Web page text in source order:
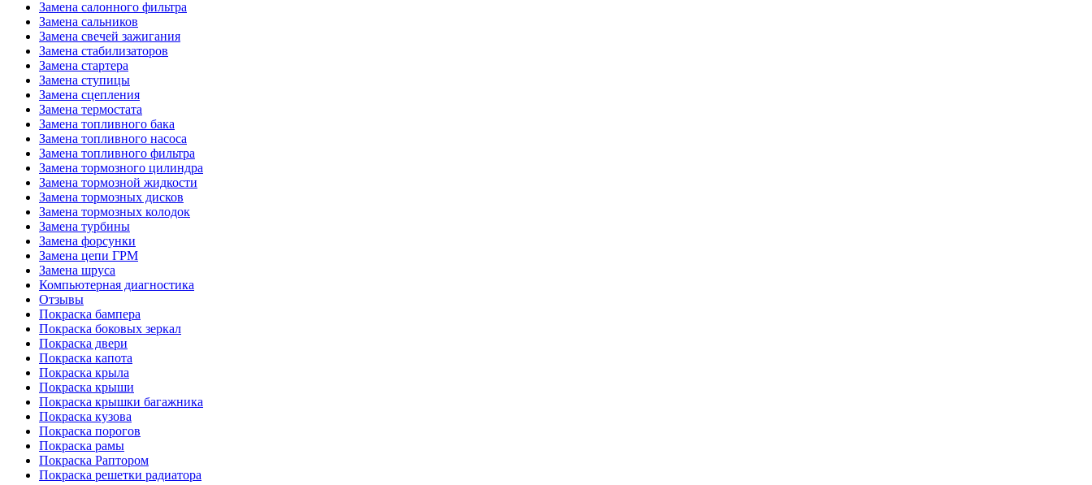
Замена салонного фильтра
Замена сальников
Замена свечей зажигания
Замена стабилизаторов
Замена стартера
Замена ступицы
Замена сцепления
Замена термостата
Замена топливного бака
Замена топливного насоса
Замена топливного фильтра
Замена тормозного цилиндра
Замена тормозной жидкости
Замена тормозных дисков
Замена тормозных колодок
Замена турбины
Замена форсунки
Замена цепи ГРМ
Замена шруса
Компьютерная диагностика
Отзывы
Покраска бампера
Покраска боковых зеркал
Покраска двери
Покраска капота
Покраска крыла
Покраска крыши
Покраска крышки багажника
Покраска кузова
Покраска порогов
Покраска рамы
Покраска Раптором
Покраска решетки радиатора